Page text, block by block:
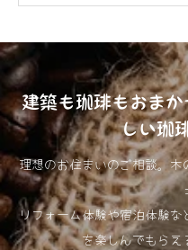
建築も珈琲もおま
しい珈
理想のお住まいのご相談。
リフォーム体験や宿泊体験
を楽しんでもらえ